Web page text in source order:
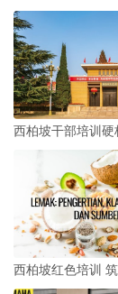
赋能。基层矛盾
前，终将迎刃而解